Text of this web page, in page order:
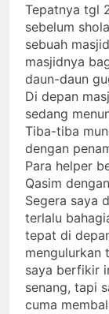
Tepatnya tgl
sebelum
sebuah
masjidnya
daun-daun
Di depan
sedang
Tiba-tiba
dengan
Para helper
Qasim
Segera saya
terlalu
tepat di
mengulurkan
saya berfikir
senang, tapi
cuma